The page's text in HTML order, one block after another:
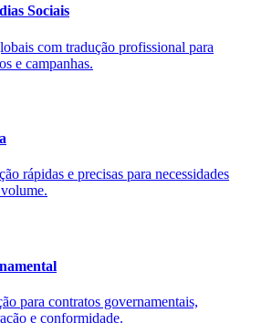
Sociais
com tradução profissional para
e campanhas.
rápidas e precisas para necessidades
para contratos governamentais,
e conformidade.